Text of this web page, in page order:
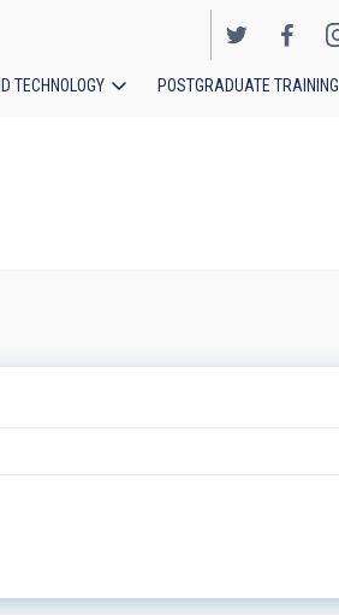
TECHNOLOGY POSTGRADUATE TRAINING